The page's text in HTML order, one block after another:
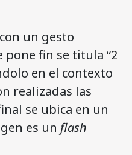
un gesto
fin se titula “2
en el contexto
realizadas las
se ubica en un
es un flash